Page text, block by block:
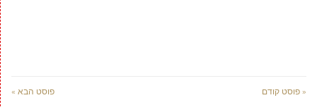
« פוסט קודם פוסט הבא »